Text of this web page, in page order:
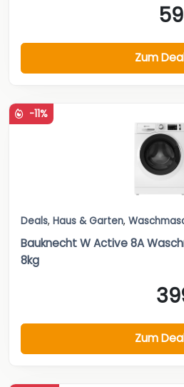
Zum
-11%
Deals, Haus & Garten,
Bauknecht W Active 8A
8kg
Zum